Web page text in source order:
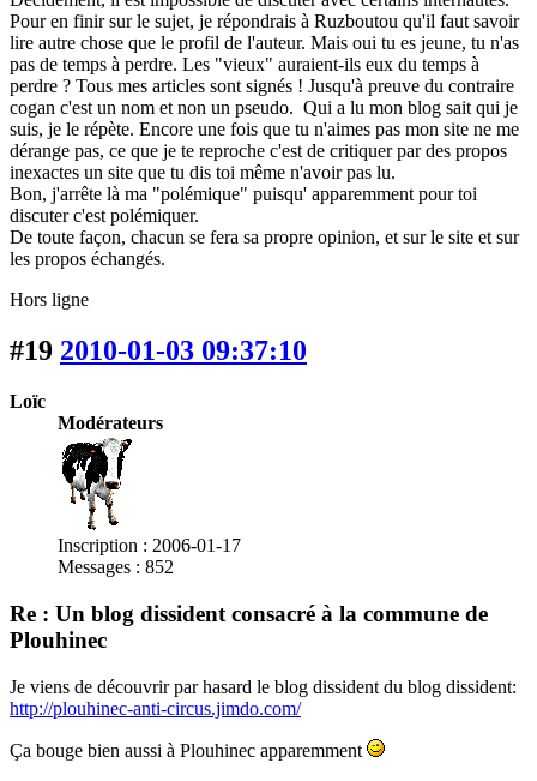
Pour en finir sur le sujet, je répondrais à Ruzboutou qu'il faut savoir
lire autre chose que le profil de l'auteur. Mais oui tu es jeune, tu n'as
pas de temps à perdre. Les "vieux" auraient-ils eux du temps à
perdre ? Tous mes articles sont signés ! Jusqu'à preuve du contraire
cogan c'est un nom et non un pseudo. Qui a lu mon blog sait qui je
suis, je le répète. Encore une fois que tu n'aimes pas mon site ne me
dérange pas, ce que je te reproche c'est de critiquer par des propos
inexactes un site que tu dis toi même n'avoir pas lu.
Bon, j'arrête là ma "polémique" puisqu' apparemment pour toi
discuter c'est polémiquer.
De toute façon, chacun se fera sa propre opinion, et sur le site et sur
les propos échangés.
Hors ligne
#19 2010-01-03 09:37:10
Loïc
Modérateurs
Inscription : 2006-01-17
Messages : 852
Re : Un blog dissident consacré à la commune de
Plouhinec
Je viens de découvrir par hasard le blog dissident du blog dissident:
http://plouhinec-anti-circus.jimdo.com/
Ça bouge bien aussi à Plouhinec apparemment